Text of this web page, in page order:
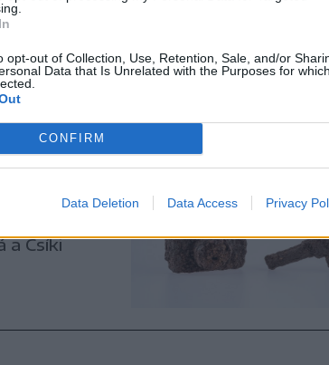
opt-out of Collection, Use, Retention, Sale, and/or
Data that Is Unrelated with the Purposes for
CONFIRM
Data Deletion Data Access Privacy
őrző
a Csíki